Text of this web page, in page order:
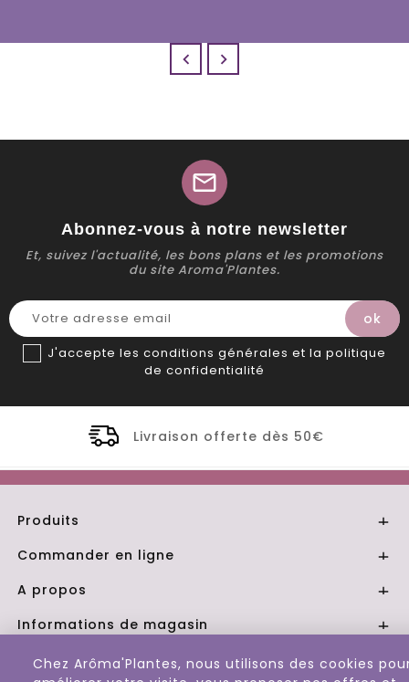
Chez Arôma'Plantes, nous utilisons des cookies
 
mail
Abonnez-vous à notre newsletter
Et, suivez l'actualité, les bons plans et les promotions
du site Aroma'Plantes.
J'accepte les conditions générales et la politique
de confidentialité
Livraison offerte dès 50€
Produits 
Commander en ligne 
A propos 
Informations de magasin 
© 2026 - Aroma Plantes